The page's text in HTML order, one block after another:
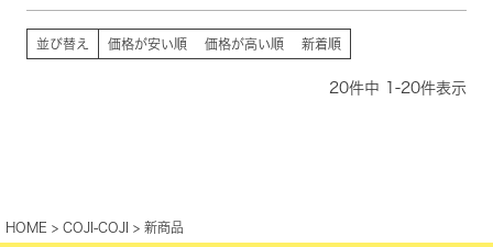
並び替え 価格が安い順 価格が高い順 新着順
20件中 -20件表示
HOME COJI-COJI 新商品